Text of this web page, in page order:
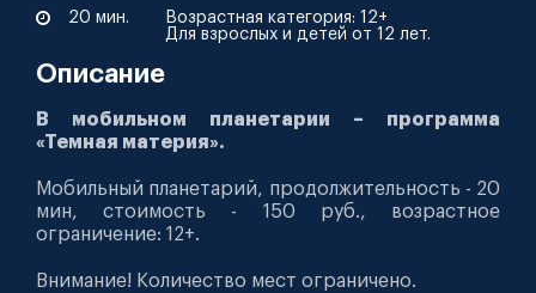
20 мин.
Возрастная категория: 12+
Для взрослых и детей от 12 лет.
Описание
В мобильном планетарии – программа
«Темная материя».
Мобильный планетарий, продолжительность - 20
мин, стоимость - 150 руб., возрастное
ограничение: 12+.
Внимание! Количество мест ограничено.